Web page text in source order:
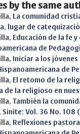
by the same
La comunidad
lugar de
Educación de la fe
de
Iniciar a los
de
El retomo de la
de la religioso en
También la
, Sinite: Vol. 36 No. 108
Reflexiones